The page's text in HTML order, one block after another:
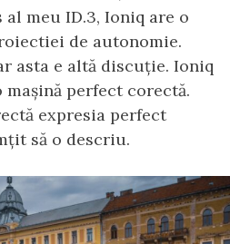
meu ID.3, Ioniq are o
de autonomie.
asta e altă discuție. Ioniq
perfect corectă.
expresia perfect
să o descriu.